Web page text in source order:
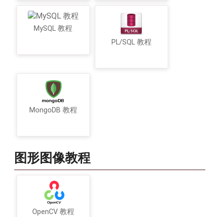
MySQL 教程
PL/SQL 教程
MongoDB 教程
图形图像教程
OpenCV 教程